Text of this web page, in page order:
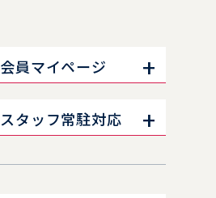
会員マイページ
スタッフ常駐対応